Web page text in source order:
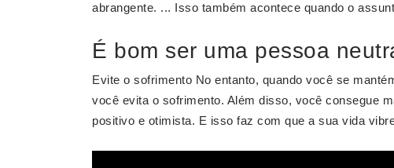
abrangente. ... Isso também acontece quando o
É bom ser uma pessoa
Evite o sofrimento No entanto, quando você se
você evita o sofrimento. Além disso, você consegue
positivo e otimista. E isso faz com que a sua vida